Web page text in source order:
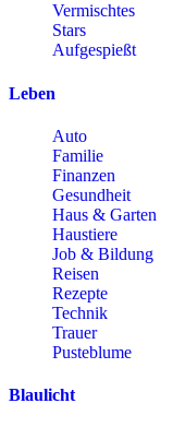
Vermischtes
Stars
Aufgespießt
Leben
Auto
Familie
Finanzen
Gesundheit
Haus & Garten
Haustiere
Job & Bildung
Reisen
Rezepte
Technik
Trauer
Pusteblume
Blaulicht